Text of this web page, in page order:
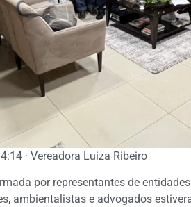
· Vereadora Luiza Ribeiro
por representantes de
ambientalistas e advogados